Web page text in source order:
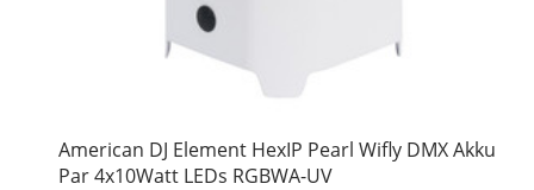
American DJ Element HexIP Pearl Wifly DMX Akku
Par 4x10Watt LEDs RGBWA-UV